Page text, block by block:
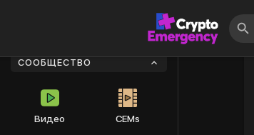
СООБЩЕСТВО
Видео CEMs